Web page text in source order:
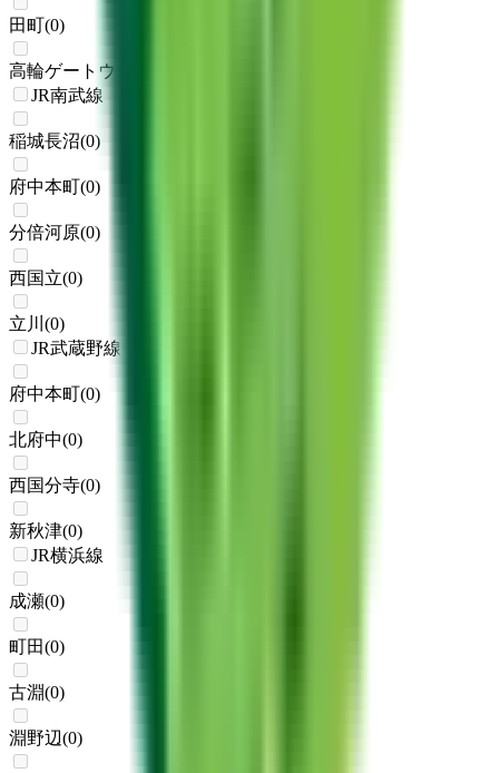
田町(0)
高輪ゲートウェイ
JR南武線
稲城長沼(0)
府中本町(0)
分倍河原(0)
西国立(0)
立川 (0)
JR武蔵野線
府中本町(0)
北府中(0)
西国分寺(0)
新秋津(0)
JR横浜線
成瀬(0)
町田(0)
古淵(0)
淵野辺(0)